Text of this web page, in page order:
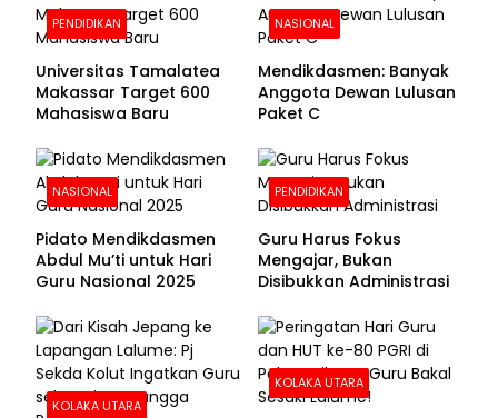
PENDIDIKAN
Universitas Tamalatea
Makassar Target 600
Mahasiswa Baru
NASIONAL
Mendikdasmen: Banyak
Anggota Dewan Lulusan
Paket C
NASIONAL
Pidato Mendikdasmen
Abdul Mu’ti untuk Hari
Guru Nasional 2025
PENDIDIKAN
Guru Harus Fokus
Mengajar, Bukan
Disibukkan Administrasi
KOLAKA UTARA
KOLAKA UTARA